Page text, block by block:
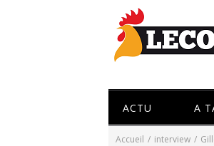
ACTU A
Accueil / interview /